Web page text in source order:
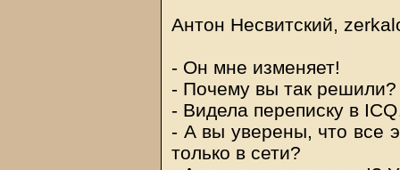
Антон Несвитский,
- Он мне изменяет!
- Почему вы так решили?
- Видела переписку в
- А вы уверены, что все
только в сети?